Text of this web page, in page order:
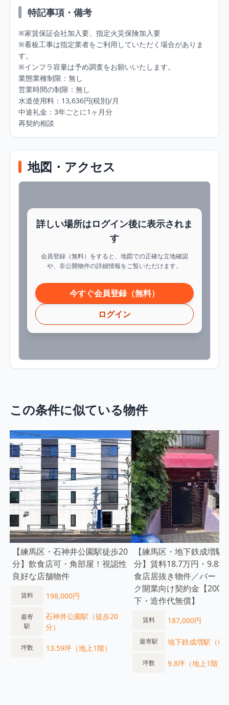
特記事項・備考
※家賃保証会社加入要、指定火災保険加入要
※看板工事は指定業者をご利用していただく場合がありま
す。
※インフラ容量は予め調査をお願いいたします。
業態業種制限：無し
営業時間の制限：無し
水道使用料：13,636円(税別)/月
中途礼金：3年ごとに1ヶ月分
再契約相談
地図・アクセス
詳しい場所はログイン後に表示されま
す
会員登録（無料）をすると、地図での正確な立地確認
や、非公開物件の詳細情報をご覧いただけます。
今すぐ会員登録（無料）
ログイン
この条件に似ている物件
【練馬区・石神井公園駅徒歩20
分】飲食店可・角部屋！視認性
良好な店舗物件
賃料 198,000円
最寄
駅
石神井公園駅（徒歩20
分）
坪数 13.59坪（地上1階）
【練馬区・地下鉄成増駅
分】賃料18.7万円・9.8坪
食店居抜き物件／バー・
ク開業向け契約金【200
下・造作代無償】
賃料 187,000円
最寄駅 地下鉄成増駅（徒
坪数 9.8坪（地上1階）